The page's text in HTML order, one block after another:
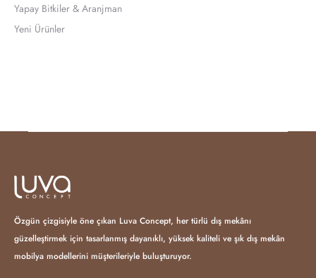
Yapay Bitkiler & Aranjman
Yeni Ürünler
Özgün çizgisiyle öne çıkan Luva Concept, her türlü dış mekânı
güzelleştirmek için tasarlanmış dayanıklı, yüksek kaliteli ve şık dış mekân
mobilya modellerini müşterileriyle buluşturuyor.